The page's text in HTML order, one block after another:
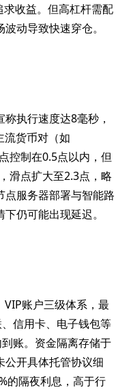
收益。但高杠杆需配
动导致快速穿仓。
执行速度达8毫秒，
流货币对（如
控制在0.5点以内，但
滑点扩大至2.3点，略
点服务器部署与智能路
仍可能出现延迟。
VIP账户三级体系，最
信用卡、电子钱包等
账。资金隔离存储于
公开具体托管协议细
的隔夜利息，高于行